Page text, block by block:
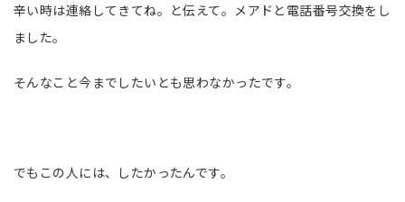
辛い時は連絡してきてね。と伝えて。メアドと電話番号交換をし
ました。
そんなこと今までしたいとも思わなかったです。
でもこの人には、したかったんです。